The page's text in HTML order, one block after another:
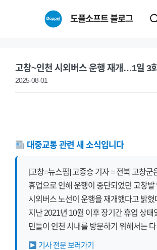
도플소프트 블로그
고창~인천 시외버스 운행 재개…1일 3회
2025-08-01
대중교통 관련 새 소식입니다
[고창=뉴스핌] 고종승 기자 = 전북 고창군
휴업으로 인해 운행이 중단되었던 고창발
시외버스 노선이 운행을 재개했다고 밝혔
지난 2021년 10월 이후 장기간 휴업 상태
민들이 인천 시내를 방문하기 위해서는
기사 전문 보러가기